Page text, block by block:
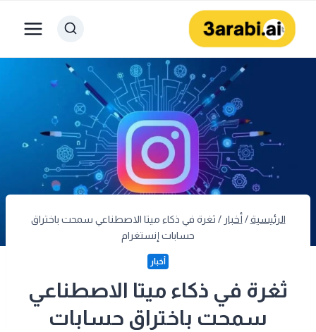
المحتوى
الرئيسية / أخبار / ثغرة في ذكاء ميتا الاصطناعي سمحت باختراق
حسابات إنستغرام
أخبار
ثغرة في ذكاء ميتا الاصطناعي
سمحت باختراق حسابات